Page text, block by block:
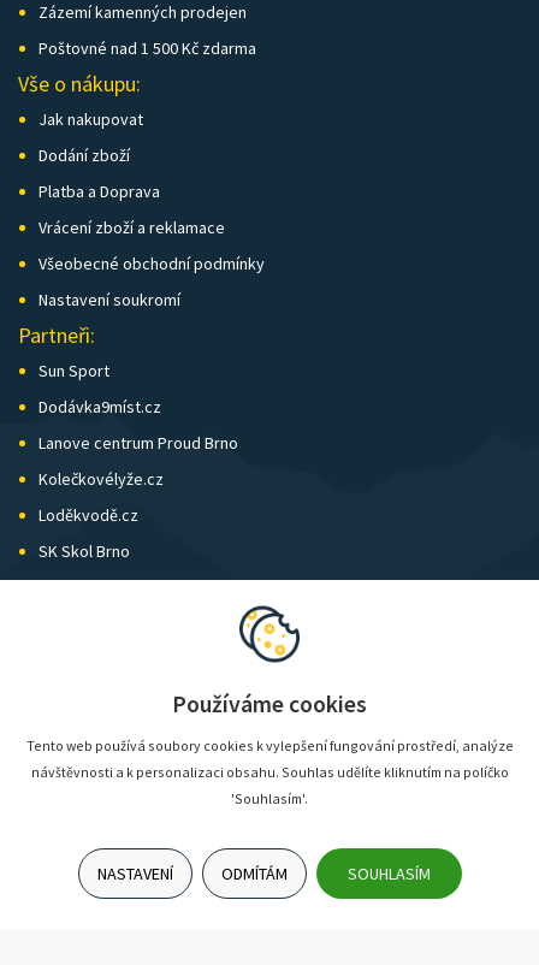
Zázemí kamenných prodejen
Poštovné nad 1 500 Kč zdarma
Vše o nákupu:
Jak nakupovat
Dodání zboží
Platba a Doprava
Vrácení zboží a reklamace
Všeobecné obchodní podmínky
Nastavení soukromí
Partneři:
Sun Sport
Dodávka9míst.cz
Lanove centrum Proud Brno
Kolečkovélyže.cz
Loděkvodě.cz
SK Skol Brno
Biatlon Brno
Používáme cookies
Tento web používá soubory cookies k vylepšení fungování prostředí, analýze
návštěvnosti a k personalizaci obsahu. Souhlas udělíte kliknutím na políčko
'Souhlasím'.
NASTAVENÍ ODMÍTÁM SOUHLASÍM